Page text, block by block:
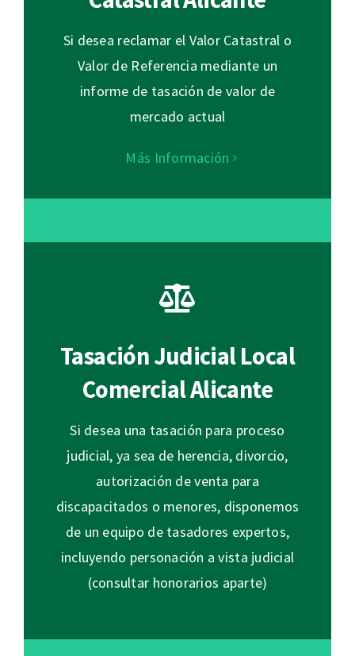
Si desea reclamar el Valor Catastral o
Valor de Referencia mediante un
informe de tasación de valor de
mercado actual
Más Información
Tasación Judicial Local
Comercial Alicante
Si desea una tasación para proceso
judicial, ya sea de herencia, divorcio,
autorización de venta para
discapacitados o menores, disponemos
de un equipo de tasadores expertos,
incluyendo personación a vista judicial
(consultar honorarios aparte)